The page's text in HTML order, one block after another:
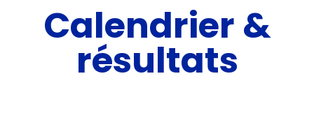
Calendrier &
résultats